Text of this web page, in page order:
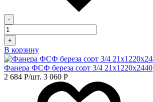
-
+
В корзину
Фанера ФСФ береза сорт 3/4 21х1220х2440
2 684 Р/шт. 3 060 Р